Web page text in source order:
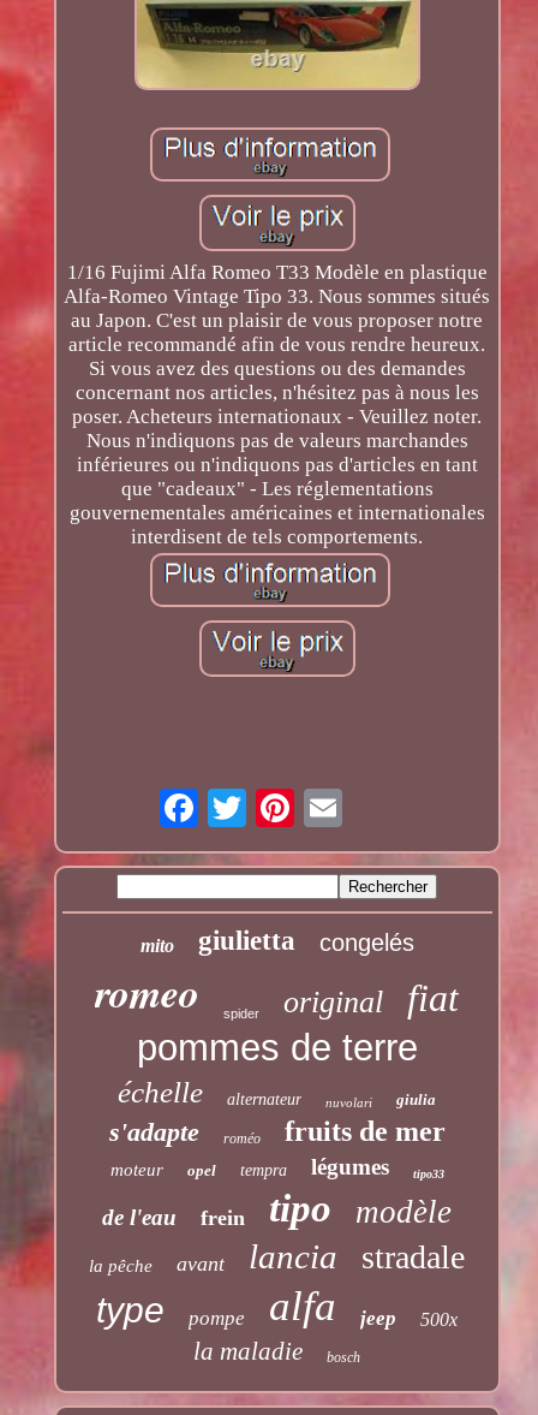
1/16 Fujimi Alfa Romeo T33 Modèle en plastique
Alfa-Romeo Vintage Tipo 33. Nous sommes situés
au Japon. C'est un plaisir de vous proposer notre
article recommandé afin de vous rendre heureux.
Si vous avez des questions ou des demandes
concernant nos articles, n'hésitez pas à nous les
poser. Acheteurs internationaux - Veuillez noter.
Nous n'indiquons pas de valeurs marchandes
inférieures ou n'indiquons pas d'articles en tant
que "cadeaux" - Les réglementations
gouvernementales américaines et internationales
interdisent de tels comportements.
mito giulietta congelés
romeo spider original fiat
pommes de terre
échelle alternateur nuvolari giulia
s'adapte roméo fruits de mer
moteur opel tempra légumes tipo33
de l'eau frein tipo modèle
la pêche avant lancia stradale
type pompe alfa jeep 500x
la maladie bosch